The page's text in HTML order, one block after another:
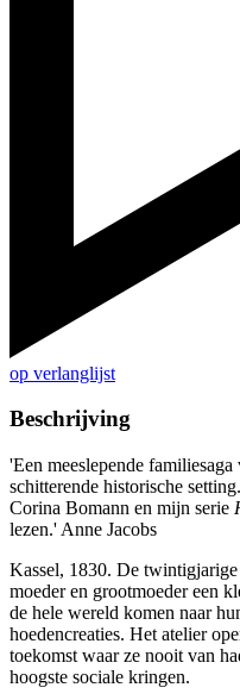
op verlanglijst
Beschrijving
'Een meeslepende
schitterende historische
Corina Bomann en mijn serie
lezen.' Anne Jacobs
Kassel, 1830. De
moeder en grootmoeder een
de hele wereld komen naar
hoedencreaties. Het atelier
toekomst waar ze nooit van
hoogste sociale kringen.